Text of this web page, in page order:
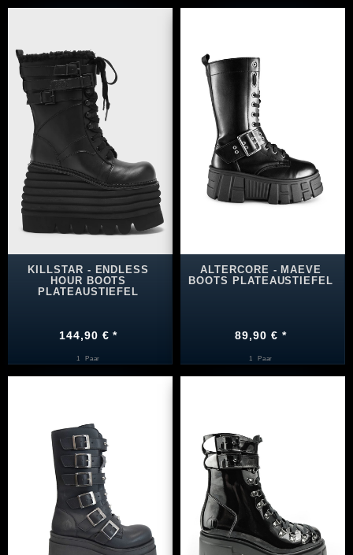
KILLSTAR - ENDLESS
HOUR BOOTS
PLATEAUSTIEFEL
144,90 € *
1 Paar
ALTERCORE - MAEVE
BOOTS PLATEAUSTIEFEL
89,90 € *
1 Paar